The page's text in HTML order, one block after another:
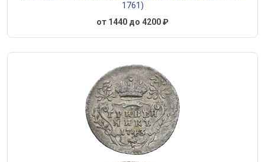
1761)
от 1440 до 4200 ₽